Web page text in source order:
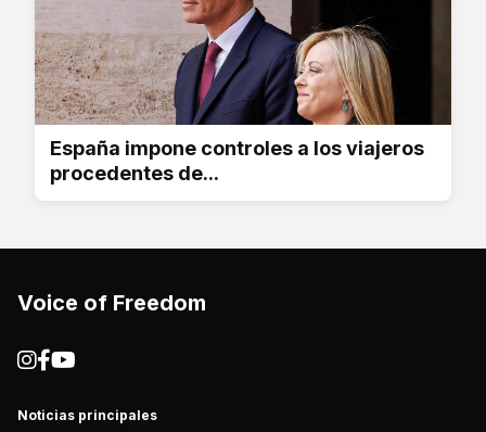
España impone controles a los viajeros
procedentes de...
Voice of Freedom
Noticias principales